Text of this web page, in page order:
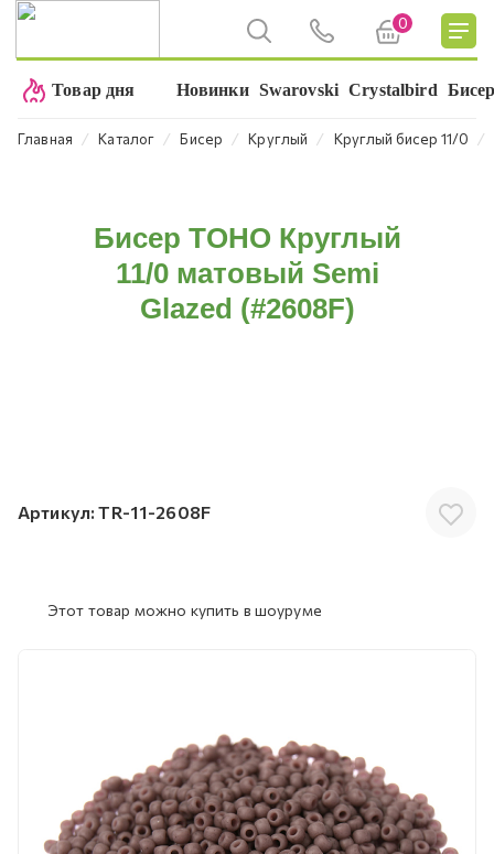
0
Товар дня Новинки Swarovski Crystalbird
Главная ⁄ Каталог ⁄ Бисер ⁄ Круглый ⁄ Круглый бисер 11/0 ⁄
Бисер TOHO Круглый
11/0 матовый Semi
Glazed (#2608F)
Артикул: TR-11-2608F
Этот товар можно купить в шоуруме